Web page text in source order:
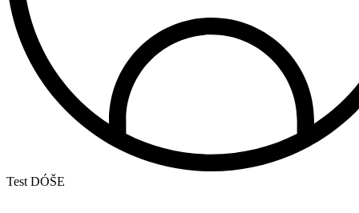
Test DÓŠE